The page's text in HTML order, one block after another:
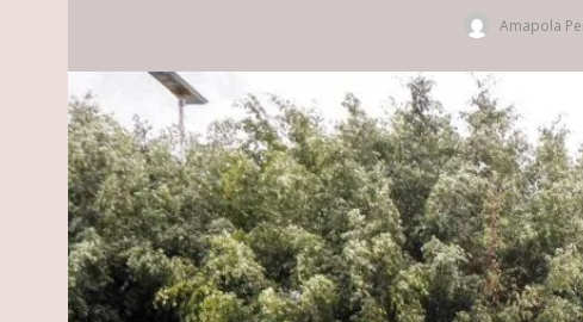
Amapola